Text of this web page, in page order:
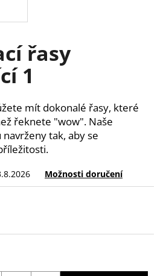
řasy
1
mít dokonalé řasy, které
řeknete "wow". Naše
tak, aby se
Možnosti doručení